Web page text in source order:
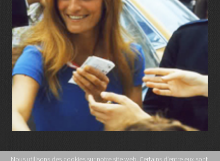
LIRE LA SUITE
Nous utilisons des cookies sur notre site web. Certains d’entre eux sont